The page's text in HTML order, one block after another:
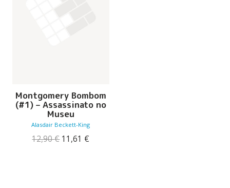
Montgomery Bombom
(#1) – Assassinato no
Museu
Alasdair Beckett-King
12,90€ O
11,61 €